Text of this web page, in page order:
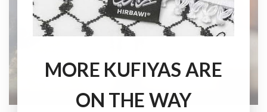
MORE KUFIYAS ARE
ON THE WAY